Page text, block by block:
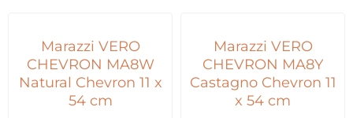
Marazzi VERO
CHEVRON MA8W
Natural Chevron 11 x
54 cm
Marazzi VERO
CHEVRON MA8Y
Castagno Chevron 11
x 54 cm